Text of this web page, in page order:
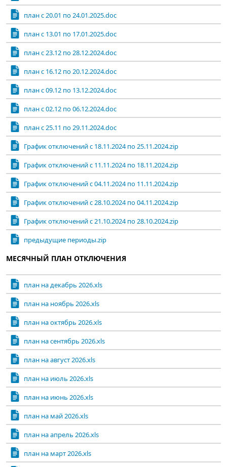
план с 20.01 по 24.01.2025.doc
план с 13.01 по 17.01.2025.doc
план с 23.12 по 28.12.2024.doc
план с 16.12 по 20.12.2024.doc
план с 09.12 по 13.12.2024.doc
план с 02.12 по 06.12.2024.doc
план с 25.11 по 29.11.2024.doc
График отключений c 18.11.2024 по 25.11.2024.zip
График отключений c 11.11.2024 по 18.11.2024.zip
График отключений c 04.11.2024 по 11.11.2024.zip
График отключений c 28.10.2024 по 04.11.2024.zip
График отключений c 21.10.2024 по 28.10.2024.zip
предыдущие периоды.zip
МЕСЯЧНЫЙ ПЛАН ОТКЛЮЧЕНИЯ
план на декабрь 2026.xls
план на ноябрь 2026.xls
план на октябрь 2026.xls
план на сентябрь 2026.xls
план на август 2026.xls
план на июль 2026.xls
план на июнь 2026.xls
план на май 2026.xls
план на апрель 2026.xls
план на март 2026.xls